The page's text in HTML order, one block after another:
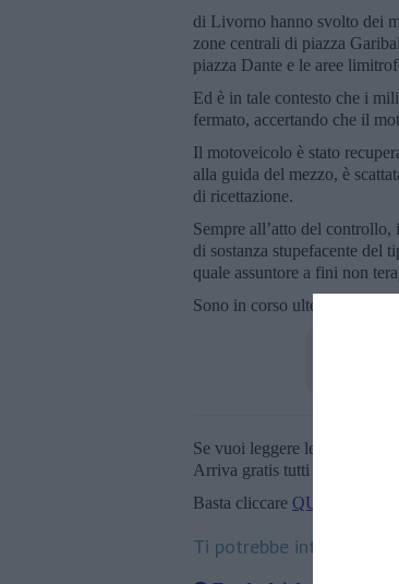
di Livorno hanno svolto dei
zone centrali di piazza
piazza Dante e le aree
Ed è in tale contesto che i
fermato, accertando che il
Il motoveicolo è stato
alla guida del mezzo, è
di ricettazione.
Sempre all’atto del
di sostanza stupefacente del
quale assuntore a fini non
Sono in corso ulteriori
Se vuoi leggere le notizie
Arriva gratis tutti i giorni alle
Basta cliccare QUI
Ti potrebbe interessare